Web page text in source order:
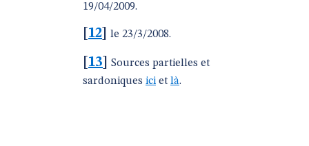
19/04/2009.
12 le 23/3/2008.
13
Sources partielles et
sardoniques ici et là.